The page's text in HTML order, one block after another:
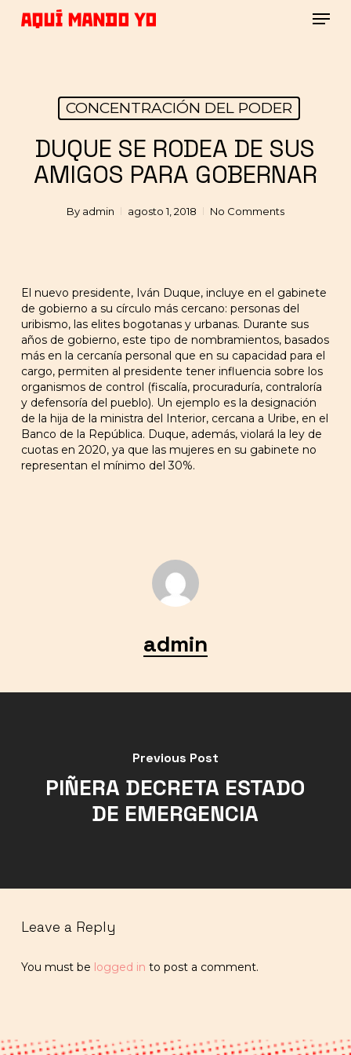
CONCENTRACIÓN DEL PODER
DUQUE SE RODEA DE SUS
AMIGOS PARA GOBERNAR
By admin agosto 1, 2018 No Comments
El nuevo presidente, Iván Duque, incluye en el gabinete
de gobierno a su círculo más cercano: personas del
uribismo, las elites bogotanas y urbanas. Durante sus
años de gobierno, este tipo de nombramientos, basados
más en la cercanía personal que en su capacidad para el
cargo, permiten al presidente tener influencia sobre los
organismos de control (fiscalía, procuraduría, contraloría
y defensoría del pueblo). Un ejemplo es la designación
de la hija de la ministra del Interior, cercana a Uribe, en el
Banco de la República. Duque, además, violará la ley de
cuotas en 2020, ya que las mujeres en su gabinete no
representan el mínimo del 30%.
admin
Previous Post
PIÑERA DECRETA ESTADO
DE EMERGENCIA
Leave a Reply
You must be logged in to post a comment.